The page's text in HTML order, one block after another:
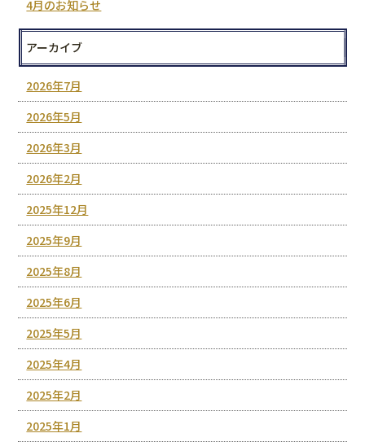
4月のお知らせ
アーカイブ
2026年7月
2026年5月
2026年3月
2026年2月
2025年12月
2025年9月
2025年8月
2025年6月
2025年5月
2025年4月
2025年2月
2025年1月